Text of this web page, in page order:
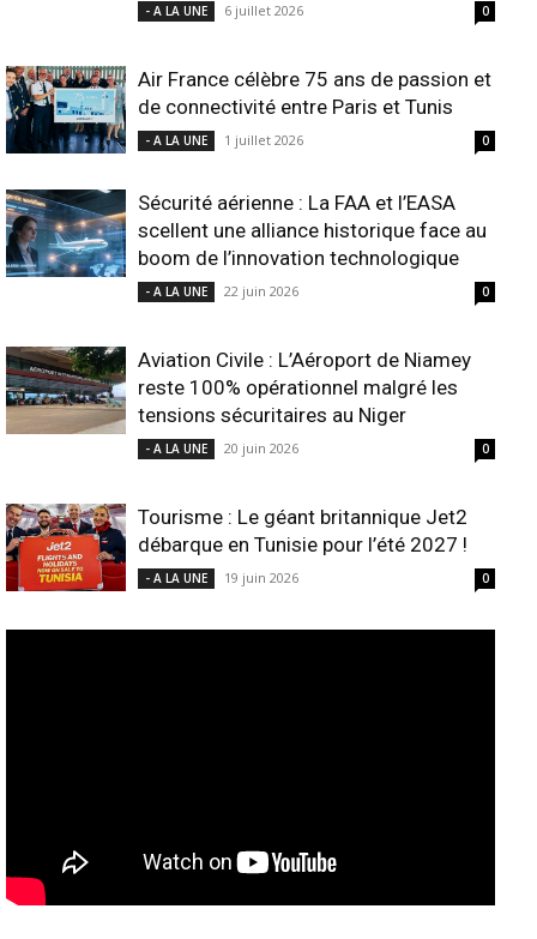
- A LA UNE 6 juillet 2026 0
Air France célèbre 75 ans de passion et
de connectivité entre Paris et Tunis
- A LA UNE 1 juillet 2026 0
Sécurité aérienne : La FAA et l’EASA
scellent une alliance historique face au
boom de l’innovation technologique
- A LA UNE 22 juin 2026 0
Aviation Civile : L’Aéroport de Niamey
reste 100% opérationnel malgré les
tensions sécuritaires au Niger
- A LA UNE 20 juin 2026 0
Tourisme : Le géant britannique Jet2
débarque en Tunisie pour l’été 2027 !
- A LA UNE 19 juin 2026 0